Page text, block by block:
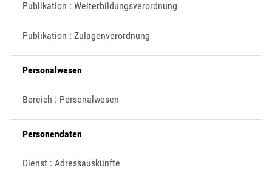
Publikation : Weiterbildungsverordnung
Publikation : Zulagenverordnung
Personalwesen
Bereich : Personalwesen
Personendaten
Dienst : Adressauskünfte